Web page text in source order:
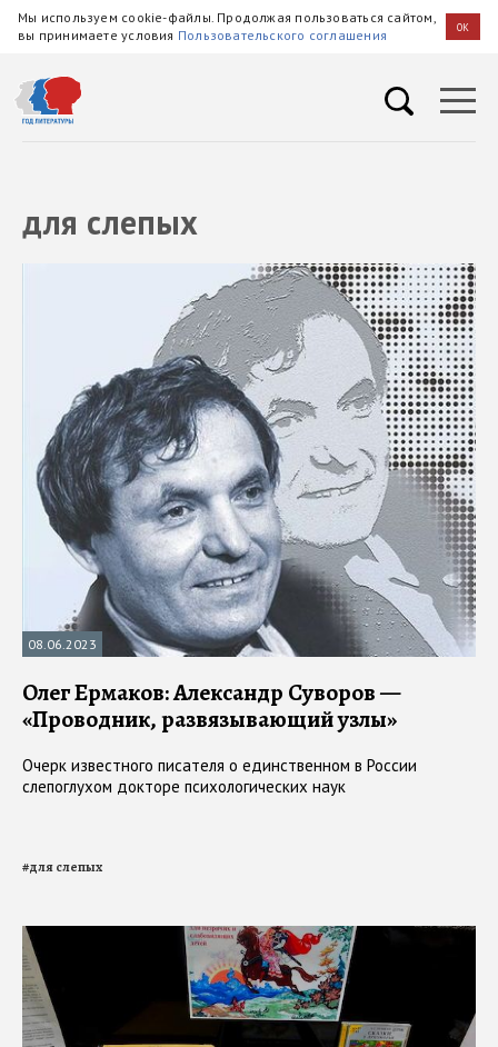
Мы используем cookie-файлы. Продолжая пользоваться сайтом,
вы принимаете условия Пользовательского соглашения OK
для слепых
08.06.2023
Олег Ермаков: Александр Суворов —
«Проводник, развязывающий узлы»
Очерк известного писателя о единственном в России
слепоглухом докторе психологических наук
#для слепых